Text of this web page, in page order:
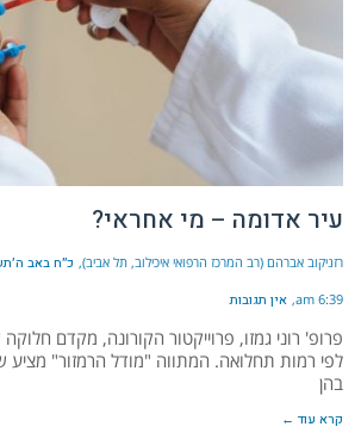
עיר אדומה – מי אחראי?
רזניקוב אברהם (רב המרכז הרפואי איכילוב, תל אביב) כ״ח באב ה׳תש״פ
6:39 am אין תגובות
פרופ' רוני גמזו, פרוייקטור הקורונה, מקדם
לפי רמות תחלואה. המתווה "מודל הרמזור" מציע
בהן
קרא עוד ←